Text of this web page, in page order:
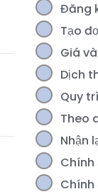
Đăng
Tạo
Giá
Dịch
Quy
Theo
Nhận